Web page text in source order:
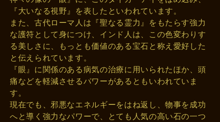
『大いなる視野』を表したといわれています。
また、古代ローマ人は『聖なる霊力』をもたらす強力
な護符として身につけ、インド人は、この色変わりす
る美しさに、もっとも価値のある宝石と称え愛好した
と伝えられています。
『眼』に関係のある病気の治療に用いられたほか、頭
痛などを軽減させるパワーがあるともいわれていま
す。
現在でも、邪悪なエネルギーをはね返し、物事を成功
へと導く強力なパワーで、とても人気の高い石の一つ